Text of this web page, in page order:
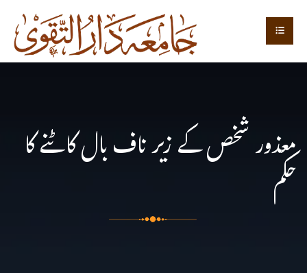
معذور شخص کے زیر ناف بال کاٹنے کا
حکم